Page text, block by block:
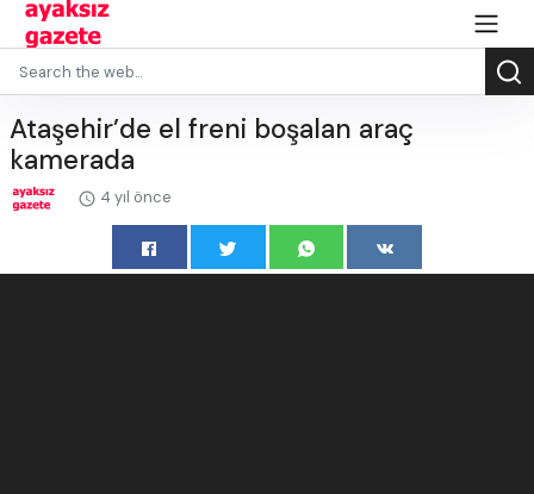
Ataşehir’de el freni boşalan araç
kamerada
4 yıl önce